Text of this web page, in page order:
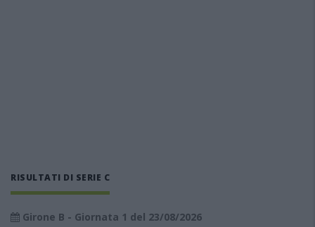
RISULTATI DI SERIE C
Girone B - Giornata 1 del 23/08/2026